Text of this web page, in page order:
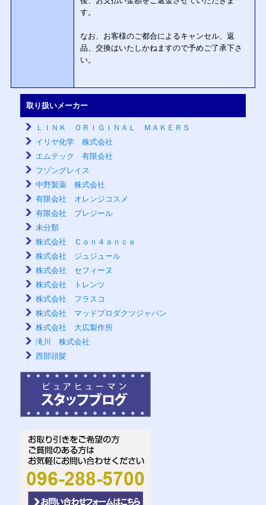
す。
なお、お客様のご都合によるキャンセル、返
品、交換はいたしかねますので予めご了承下さ
い。
取り扱いメーカー
ＬＩＮＫ ＯＲＩＧＩＮＡＬ ＭＡＫＥＲＳ
イリヤ化学 株式会社
エムテック 有限会社
フゾングレイス
中野製薬 株式会社
有限会社 オレンジコスメ
有限会社 プレジール
未分類
株式会社 Ｃｏｎ４ａｎｃｅ
株式会社 ジュジュール
株式会社 セフィーヌ
株式会社 トレンツ
株式会社 フラスコ
株式会社 マッドプロダクツジャパン
株式会社 大広製作所
滝川 株式会社
西部頭髪